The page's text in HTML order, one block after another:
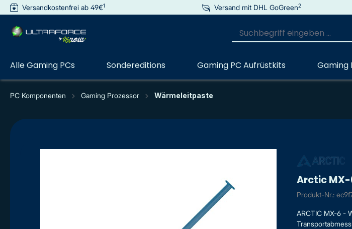
springen Zur Hauptnavigation springen
Versandkostenfrei ab 49€1 Versand mit DHL GoGreen2
Alle Gaming PCs Sondereditions Gaming PC Aufrüstkits Gaming
PC Komponenten Gaming Prozessor Wärmeleitpaste
Arctic
Produkt-Nr.:
ARCTIC MX-6 -